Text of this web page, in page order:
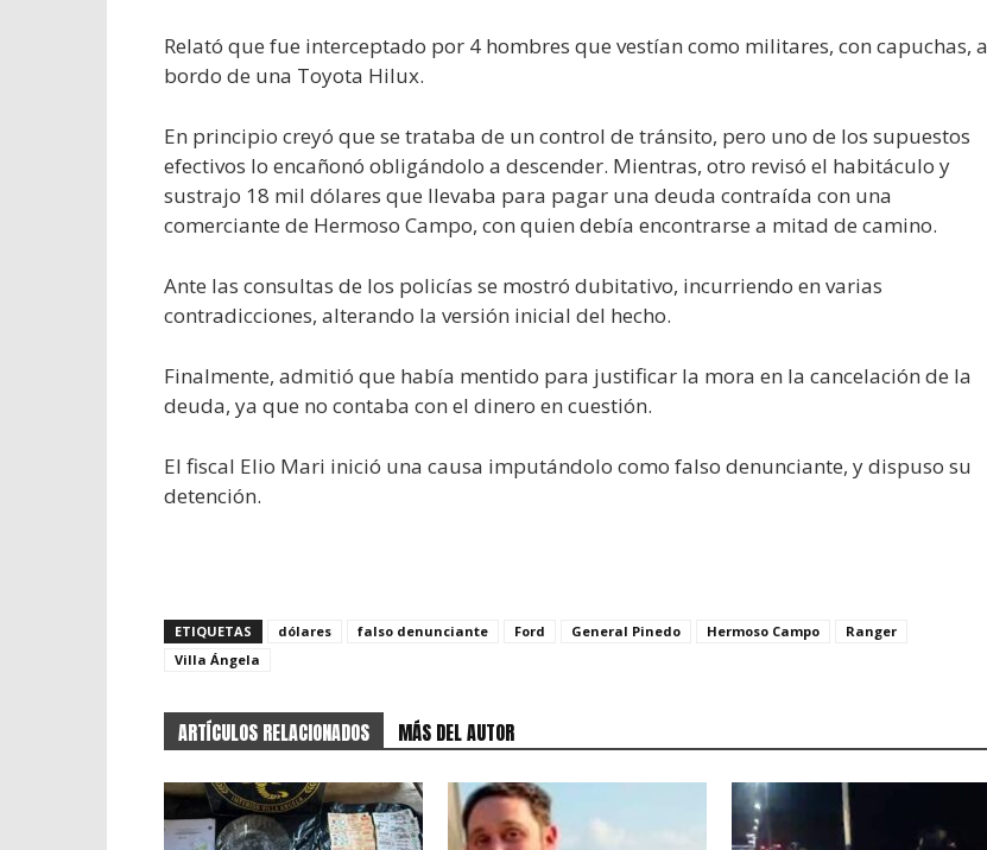
Relató que fue interceptado por 4 hombres que vestían como militares, con capuchas, a
bordo de una Toyota Hilux.
En principio creyó que se trataba de un control de tránsito, pero uno de los supuestos
efectivos lo encañonó obligándolo a descender. Mientras, otro revisó el habitáculo y
sustrajo 18 mil dólares que llevaba para pagar una deuda contraída con una
comerciante de Hermoso Campo, con quien debía encontrarse a mitad de camino.
Ante las consultas de los policías se mostró dubitativo, incurriendo en varias
contradicciones, alterando la versión inicial del hecho.
Finalmente, admitió que había mentido para justificar la mora en la cancelación de la
deuda, ya que no contaba con el dinero en cuestión.
El fiscal Elio Mari inició una causa imputándolo como falso denunciante, y dispuso su
detención.
ETIQUETAS dólares falso denunciante Ford General Pinedo Hermoso Campo
Ranger
Villa Ángela
ARTÍCULOS RELACIONADOS MÁS DEL AUTOR